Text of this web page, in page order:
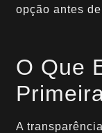
opção antes
O Que
A